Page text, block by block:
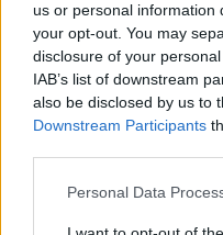
us or personal information
your opt-out. You may
disclosure of your
IAB’s list of downstream
also be disclosed by us to
Downstream Participants
Personal Data
Deputados do
Sinfónica da
certame